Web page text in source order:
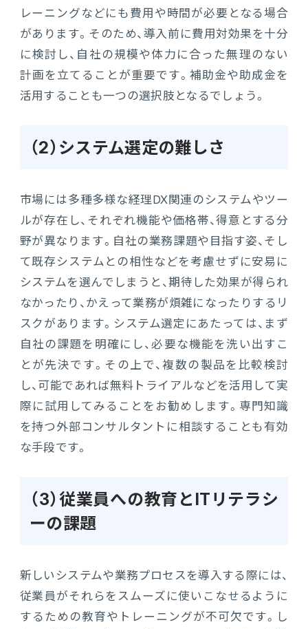
レーニングなどにも費用や時間が必要となる場合
があります。そのため、導入前に費用対効果を十分
に検討し、自社の規模や体力に合った無理のない
計画を立てることが重要です。補助金や助成金を
活用することも一つの選択肢となるでしょう。
（2）システム選定の難しさ
市場には多種多様な経理DX関連のシステムやツー
ルが存在し、それぞれ機能や価格帯、得意とする分
野が異なります。自社の業務課題や目指す姿、そし
て既存システムとの相性などを考慮せずに安易に
システムを選んでしまうと、期待した効果が得られ
なかったり、かえって業務が煩雑になったりするリ
スクがあります。システム選定にあたっては、まず
自社の課題を明確にし、必要な機能を洗い出すこ
とが先決です。その上で、複数の製品を比較検討
し、可能であれば無料トライアルなどを活用して実
際に試用してみることをお勧めします。専門知識
を持つ外部コンサルタントに相談することも有効
な手段です。
（3）従業員への教育とITリテラシ
ーの課題
新しいシステムや業務プロセスを導入する際には、
従業員がそれらをスムーズに使いこなせるように
するための教育やトレーニングが不可欠です。し